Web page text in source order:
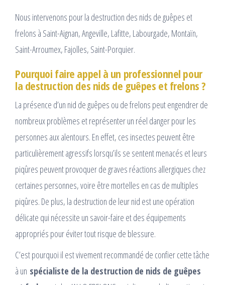
Nous intervenons pour la destruction des nids de guêpes et
frelons à Saint-Aignan, Angeville, Lafitte, Labourgade, Montaïn,
Saint-Arroumex, Fajolles, Saint-Porquier.
Pourquoi faire appel à un professionnel pour
la destruction des nids de guêpes et frelons ?
La présence d’un nid de guêpes ou de frelons peut engendrer de
nombreux problèmes et représenter un réel danger pour les
personnes aux alentours. En effet, ces insectes peuvent être
particulièrement agressifs lorsqu’ils se sentent menacés et leurs
piqûres peuvent provoquer de graves réactions allergiques chez
certaines personnes, voire être mortelles en cas de multiples
piqûres. De plus, la destruction de leur nid est une opération
délicate qui nécessite un savoir-faire et des équipements
appropriés pour éviter tout risque de blessure.
C’est pourquoi il est vivement recommandé de confier cette tâche
à un spécialiste de la destruction de nids de guêpes